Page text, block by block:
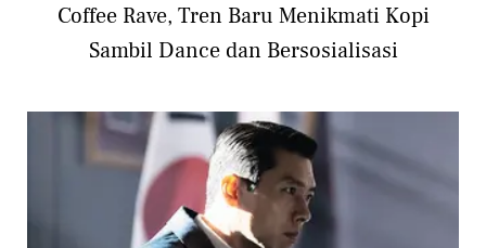
Coffee Rave, Tren Baru Menikmati Kopi
Sambil Dance dan Bersosialisasi